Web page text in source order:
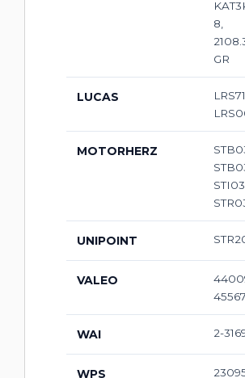
8,
GR
LUCAS
MOTORHERZ
UNIPOINT
VALEO
WAI 2-
WPS